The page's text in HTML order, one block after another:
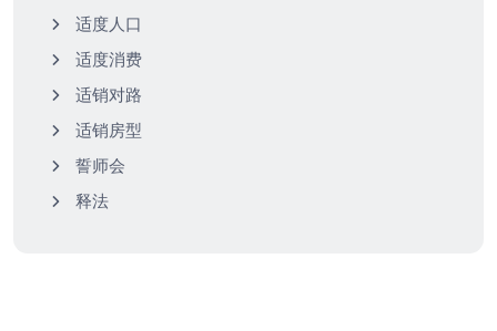
适度人口
适度消费
适销对路
适销房型
誓师会
释法